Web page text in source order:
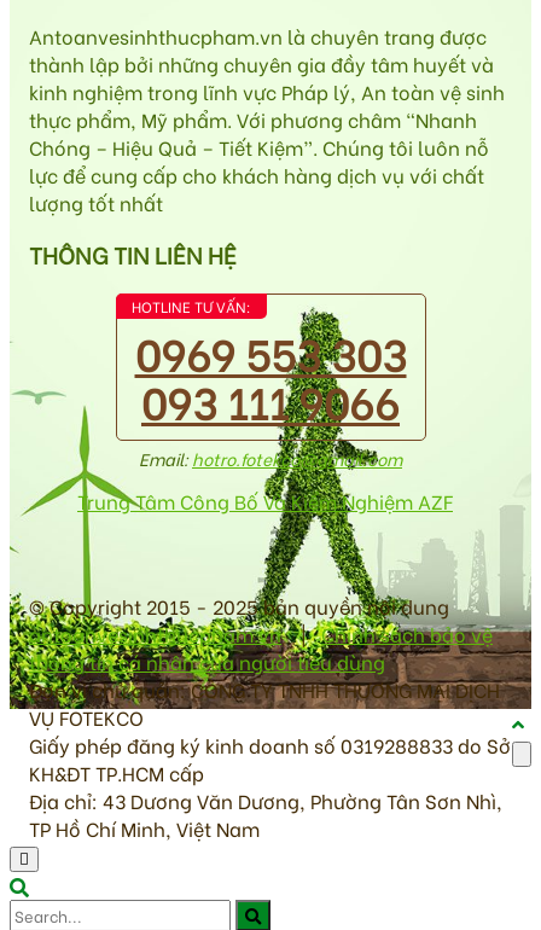
Antoanvesinhthucpham.vn là chuyên trang được
thành lập bởi những chuyên gia đầy tâm huyết và
kinh nghiệm trong lĩnh vực Pháp lý, An toàn vệ sinh
thực phẩm, Mỹ phẩm. Với phương châm “Nhanh
Chóng – Hiệu Quả – Tiết Kiệm”. Chúng tôi luôn nỗ
lực để cung cấp cho khách hàng dịch vụ với chất
lượng tốt nhất
THÔNG TIN LIÊN HỆ
HOTLINE TƯ VẤN:
0969 553 303
093 111 9066
Email:hotro.fotekco@gmail.com
Trung Tâm Công Bố Và Kiểm Nghiệm AZF
© Copyright 2015 - 2025 bản quyền nội dung
antoanvesinhthucpham.vn|Chính sách bảo vệ
thông tin cá nhân của người tiêu dùng
Đơn vị chủ quản: CÔNG TY TNHH THƯƠNG MẠI DỊCH
VỤ FOTEKCO
Giấy phép đăng ký kinh doanh số 0319288833 do Sở
KH&ĐT TP.HCM cấp
Địa chỉ: 43 Dương Văn Dương, Phường Tân Sơn Nhì,
TP Hồ Chí Minh, Việt Nam